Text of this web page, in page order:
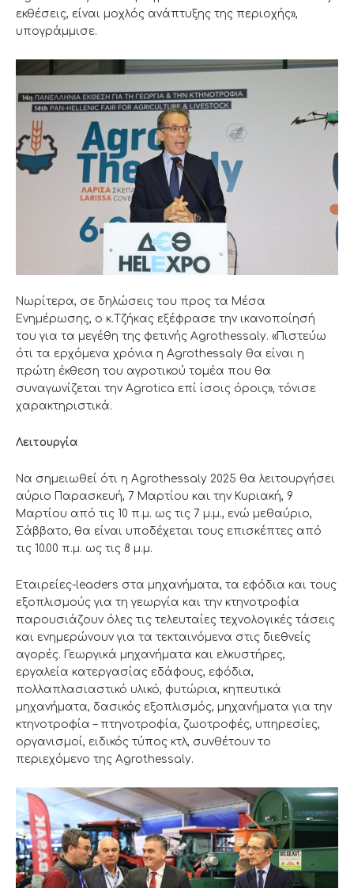
εκθέσεις, είναι μοχλός ανάπτυξης της περιοχής»,
υπογράμμισε.
Νωρίτερα, σε δηλώσεις του προς τα Μέσα
Ενημέρωσης, ο κ.Τζήκας εξέφρασε την ικανοποίησή
του για τα μεγέθη της φετινής Agrothessaly. «Πιστεύω
ότι τα ερχόμενα χρόνια η Agrothessaly θα είναι η
πρώτη έκθεση του αγροτικού τομέα που θα
συναγωνίζεται την Agrotica επί ίσοις όροις», τόνισε
χαρακτηριστικά.
Λειτουργία
Να σημειωθεί ότι η Agrothessaly 2025 θα λειτουργήσει
αύριο Παρασκευή, 7 Μαρτίου και την Κυριακή, 9
Μαρτίου από τις 10 π.μ. ως τις 7 μ.μ., ενώ μεθαύριο,
Σάββατο, θα είναι υποδέχεται τους επισκέπτες από
τις 10.00 π.μ. ως τις 8 μ.μ.
Εταιρείες-leaders στα μηχανήματα, τα εφόδια και τους
εξοπλισμούς για τη γεωργία και την κτηνοτροφία
παρουσιάζουν όλες τις τελευταίες τεχνολογικές τάσεις
και ενημερώνουν για τα τεκταινόμενα στις διεθνείς
αγορές. Γεωργικά μηχανήματα και ελκυστήρες,
εργαλεία κατεργασίας εδάφους, εφόδια,
πολλαπλασιαστικό υλικό, φυτώρια, κηπευτικά
μηχανήματα, δασικός εξοπλισμός, μηχανήματα για την
κτηνοτροφία – πτηνοτροφία, ζωοτροφές, υπηρεσίες,
οργανισμοί, ειδικός τύπος κτλ, συνθέτουν το
περιεχόμενο της Agrothessaly.